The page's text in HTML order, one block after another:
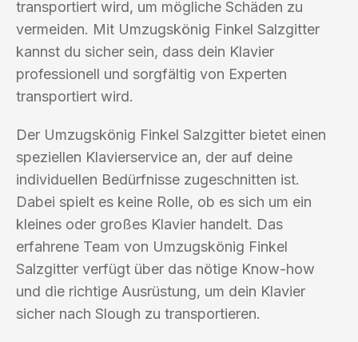
transportiert wird, um mögliche Schäden zu
vermeiden. Mit Umzugskönig Finkel Salzgitter
kannst du sicher sein, dass dein Klavier
professionell und sorgfältig von Experten
transportiert wird.
Der Umzugskönig Finkel Salzgitter bietet einen
speziellen Klavierservice an, der auf deine
individuellen Bedürfnisse zugeschnitten ist.
Dabei spielt es keine Rolle, ob es sich um ein
kleines oder großes Klavier handelt. Das
erfahrene Team von Umzugskönig Finkel
Salzgitter verfügt über das nötige Know-how
und die richtige Ausrüstung, um dein Klavier
sicher nach Slough zu transportieren.